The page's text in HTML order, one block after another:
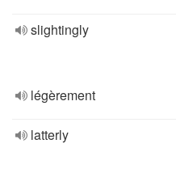
slightingly
légèrement
latterly